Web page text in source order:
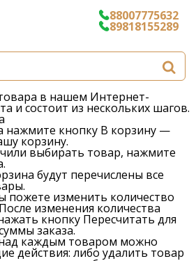
88007775632
89818155289
в нашем Интернет-
и состоит из нескольких шагов.
нажмите кнопку В корзину —
корзину.
выбирать товар, нажмите
.
будут перечислены все
пожете изменить количество
изменения количества
кнопку Пересчитать для
заказа.
каждым товаром можно
действия: либо удалить товар